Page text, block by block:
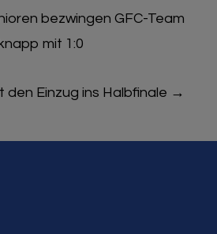
bezwingen GFC-Team
mit 1:0
den Einzug ins Halbfinale →